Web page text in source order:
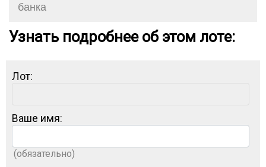
банка
Узнать подробнее об этом лоте:
Лот:
Ваше имя:
(обязательно)